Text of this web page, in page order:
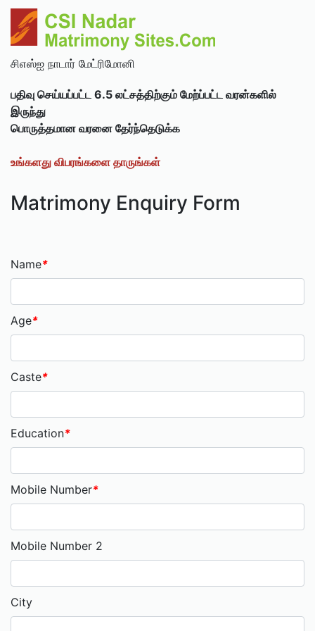
சிஎஸ்ஐ நாடார் மேட்ரிமோனி
பதிவு செய்யப்பட்ட 6.5 லட்சத்திற்கும் மேற்ப்பட்ட வரன்களில்
இருந்து
பொருத்தமான வரனை தேர்ந்தெடுக்க
உங்களது விபரங்களை தாருங்கள்
Matrimony Enquiry Form
Name*
Age*
Caste*
Education*
Mobile Number*
Mobile Number 2
City